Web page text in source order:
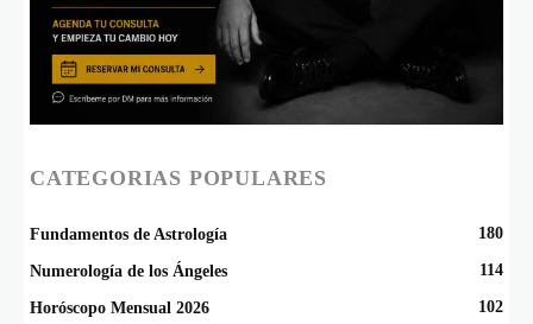
CATEGORIAS POPULARES
Fundamentos de Astrología 180
Numerología de los Ángeles 114
Horóscopo Mensual 2026 102